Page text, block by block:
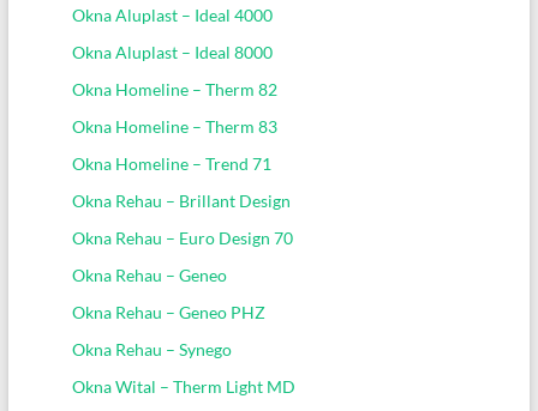
Okna Aluplast – Ideal 4000
Okna Aluplast – Ideal 8000
Okna Homeline – Therm 82
Okna Homeline – Therm 83
Okna Homeline – Trend 71
Okna Rehau – Brillant Design
Okna Rehau – Euro Design 70
Okna Rehau – Geneo
Okna Rehau – Geneo PHZ
Okna Rehau – Synego
Okna Wital – Therm Light MD